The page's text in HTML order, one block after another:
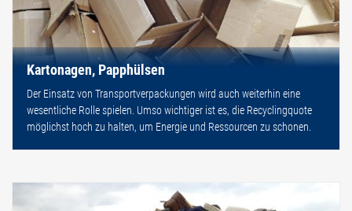
Kartonagen, Papphülsen
Der Einsatz von Transportverpackungen wird auch weiterhin eine
wesentliche Rolle spielen. Umso wichtiger ist es, die Recyclingquote
möglichst hoch zu halten, um Energie und Ressourcen zu schonen.